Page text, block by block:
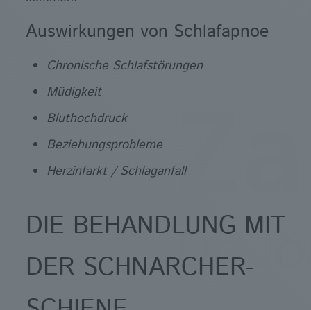
Auswirkungen von Schlafapnoe
Chronische Schlafstörungen
Müdigkeit
Bluthochdruck
Beziehungsprobleme
Herzinfarkt / Schlaganfall
DIE BEHANDLUNG MIT
DER SCHNARCHER-